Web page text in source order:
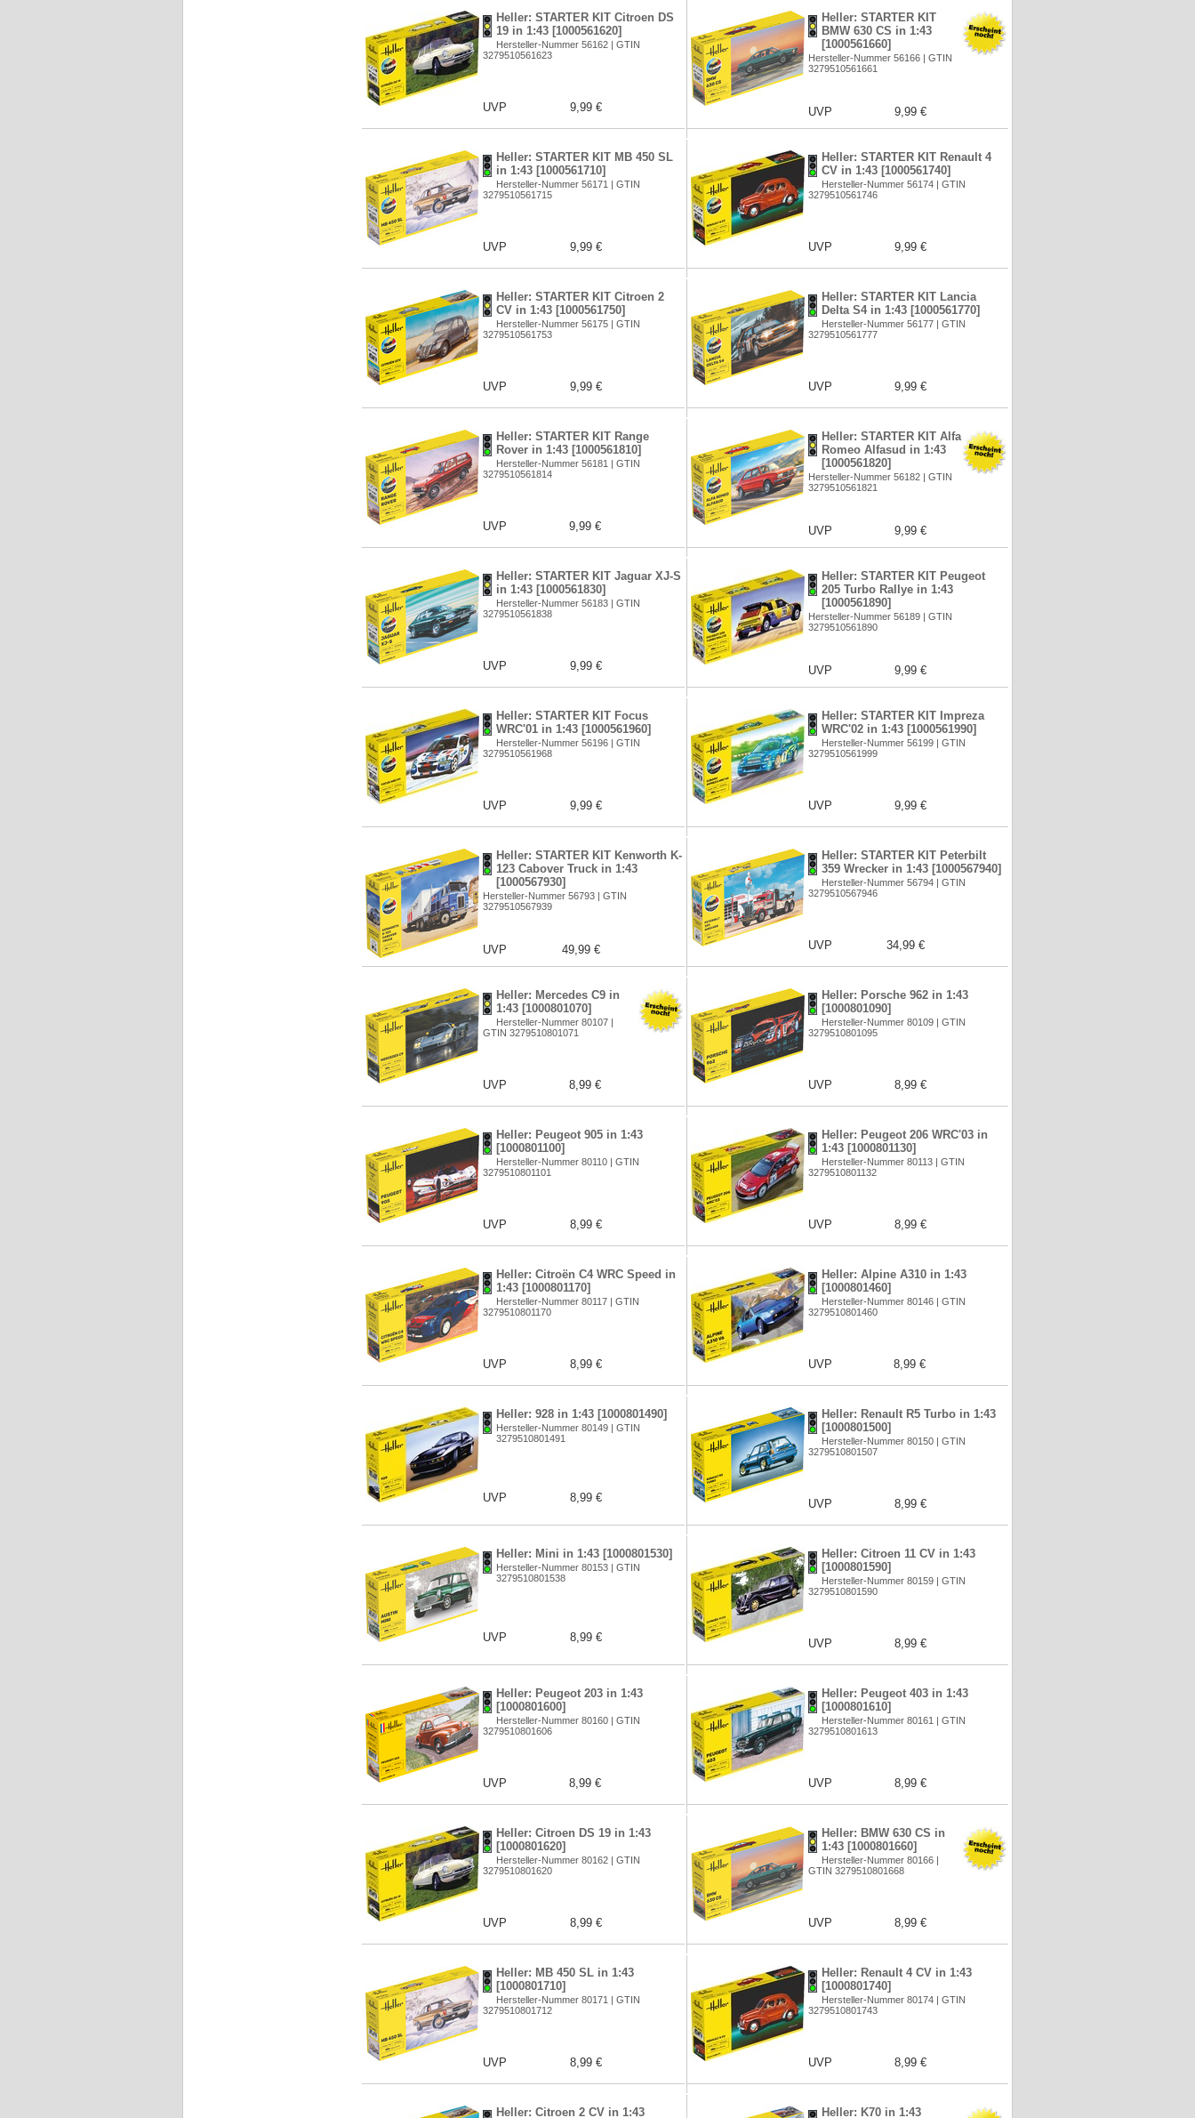
Heller: STARTER KIT Citroen DS
19 in 1:43 [1000561620]
Hersteller-Nummer 56162 | GTIN
3279510561623
UVP 9,99 €
Heller: STARTER KIT
BMW 630 CS in 1:43
[1000561660]
Hersteller-Nummer 56166 | GTIN
3279510561661
UVP 9,99 €
Heller: STARTER KIT MB 450 SL
in 1:43 [1000561710]
Hersteller-Nummer 56171 | GTIN
3279510561715
UVP 9,99 €
Heller: STARTER KIT Renault 4
CV in 1:43 [1000561740]
Hersteller-Nummer 56174 | GTIN
3279510561746
UVP 9,99 €
Heller: STARTER KIT Citroen 2
CV in 1:43 [1000561750]
Hersteller-Nummer 56175 | GTIN
3279510561753
UVP 9,99 €
Heller: STARTER KIT Lancia
Delta S4 in 1:43 [1000561770]
Hersteller-Nummer 56177 | GTIN
3279510561777
UVP 9,99 €
Heller: STARTER KIT Range
Rover in 1:43 [1000561810]
Hersteller-Nummer 56181 | GTIN
3279510561814
UVP 9,99 €
Heller: STARTER KIT Alfa
Romeo Alfasud in 1:43
[1000561820]
Hersteller-Nummer 56182 | GTIN
3279510561821
UVP 9,99 €
Heller: STARTER KIT Jaguar XJ-S
in 1:43 [1000561830]
Hersteller-Nummer 56183 | GTIN
3279510561838
UVP 9,99 €
Heller: STARTER KIT Peugeot
205 Turbo Rallye in 1:43
[1000561890]
Hersteller-Nummer 56189 | GTIN
3279510561890
UVP 9,99 €
Heller: STARTER KIT Focus
WRC'01 in 1:43 [1000561960]
Hersteller-Nummer 56196 | GTIN
3279510561968
UVP 9,99 €
Heller: STARTER KIT Impreza
WRC'02 in 1:43 [1000561990]
Hersteller-Nummer 56199 | GTIN
3279510561999
UVP 9,99 €
Heller: STARTER KIT Kenworth K-
123 Cabover Truck in 1:43
[1000567930]
Hersteller-Nummer 56793 | GTIN
3279510567939
UVP 49,99 €
Heller: STARTER KIT Peterbilt
359 Wrecker in 1:43 [1000567940]
Hersteller-Nummer 56794 | GTIN
3279510567946
UVP 34,99 €
Heller: Mercedes C9 in
1:43 [1000801070]
Hersteller-Nummer 80107 |
GTIN 3279510801071
UVP 8,99 €
Heller: Porsche 962 in 1:43
[1000801090]
Hersteller-Nummer 80109 | GTIN
3279510801095
UVP 8,99 €
Heller: Peugeot 905 in 1:43
[1000801100]
Hersteller-Nummer 80110 | GTIN
3279510801101
UVP 8,99 €
Heller: Peugeot 206 WRC'03 in
1:43 [1000801130]
Hersteller-Nummer 80113 | GTIN
3279510801132
UVP 8,99 €
Heller: Citroën C4 WRC Speed in
1:43 [1000801170]
Hersteller-Nummer 80117 | GTIN
3279510801170
UVP 8,99 €
Heller: Alpine A310 in 1:43
[1000801460]
Hersteller-Nummer 80146 | GTIN
3279510801460
UVP 8,99 €
Heller: 928 in 1:43 [1000801490]
Hersteller-Nummer 80149 | GTIN
3279510801491
UVP 8,99 €
Heller: Renault R5 Turbo in 1:43
[1000801500]
Hersteller-Nummer 80150 | GTIN
3279510801507
UVP 8,99 €
Heller: Mini in 1:43 [1000801530]
Hersteller-Nummer 80153 | GTIN
3279510801538
UVP 8,99 €
Heller: Citroen 11 CV in 1:43
[1000801590]
Hersteller-Nummer 80159 | GTIN
3279510801590
UVP 8,99 €
Heller: Peugeot 203 in 1:43
[1000801600]
Hersteller-Nummer 80160 | GTIN
3279510801606
UVP 8,99 €
Heller: Peugeot 403 in 1:43
[1000801610]
Hersteller-Nummer 80161 | GTIN
3279510801613
UVP 8,99 €
Heller: Citroen DS 19 in 1:43
[1000801620]
Hersteller-Nummer 80162 | GTIN
3279510801620
UVP 8,99 €
Heller: BMW 630 CS in
1:43 [1000801660]
Hersteller-Nummer 80166 |
GTIN 3279510801668
UVP 8,99 €
Heller: MB 450 SL in 1:43
[1000801710]
Hersteller-Nummer 80171 | GTIN
3279510801712
UVP 8,99 €
Heller: Renault 4 CV in 1:43
[1000801740]
Hersteller-Nummer 80174 | GTIN
3279510801743
UVP 8,99 €
Heller: Citroen 2 CV in 1:43 Heller: K70 in 1:43